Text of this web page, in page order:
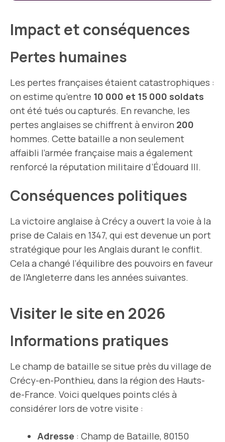
Impact et conséquences
Pertes humaines
Les pertes françaises étaient catastrophiques :
on estime qu’entre 10 000 et 15 000 soldats
ont été tués ou capturés. En revanche, les
pertes anglaises se chiffrent à environ 200
hommes. Cette bataille a non seulement
affaibli l’armée française mais a également
renforcé la réputation militaire d’Édouard III.
Conséquences politiques
La victoire anglaise à Crécy a ouvert la voie à la
prise de Calais en 1347, qui est devenue un port
stratégique pour les Anglais durant le conflit.
Cela a changé l’équilibre des pouvoirs en faveur
de l’Angleterre dans les années suivantes.
Visiter le site en 2026
Informations pratiques
Le champ de bataille se situe près du village de
Crécy-en-Ponthieu, dans la région des Hauts-
de-France. Voici quelques points clés à
considérer lors de votre visite :
Adresse : Champ de Bataille, 80150